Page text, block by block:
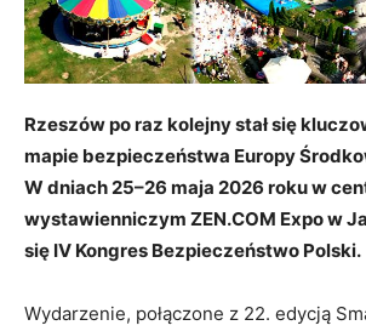
Rzeszów po raz kolejny stał się
mapie bezpieczeństwa Europy
W dniach 25–26 maja 2026 roku w
wystawienniczym ZEN.COM Expo w
się IV Kongres Bezpieczeństwo Polski.
Wydarzenie, połączone z 22. edycją